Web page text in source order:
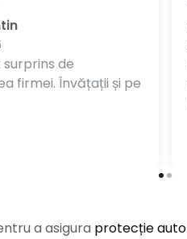
de
firmei. Învățații și pe
a asigura protecție auto